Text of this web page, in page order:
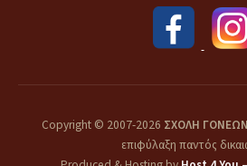
Copyright © 2007-2026 ΣΧΟΛΗ
επιφύλαξη παντός